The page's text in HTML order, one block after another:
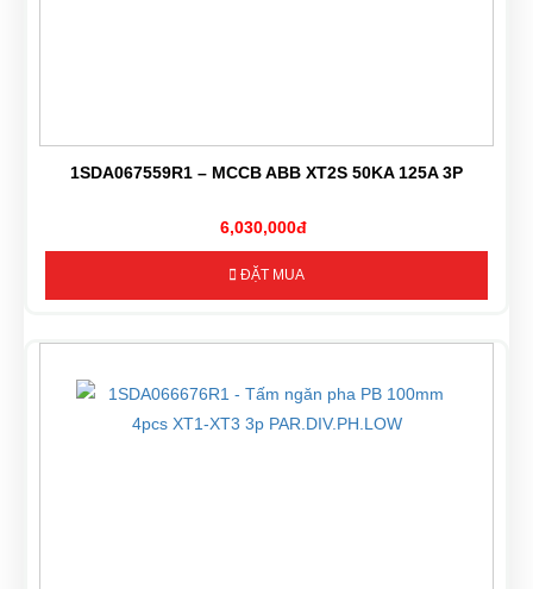
1SDA067559R1 – MCCB ABB XT2S 50KA 125A 3P
6,030,000đ
ĐẶT MUA